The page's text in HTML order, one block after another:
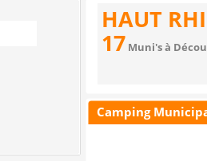
HAUT
17 Muni's à
Camping